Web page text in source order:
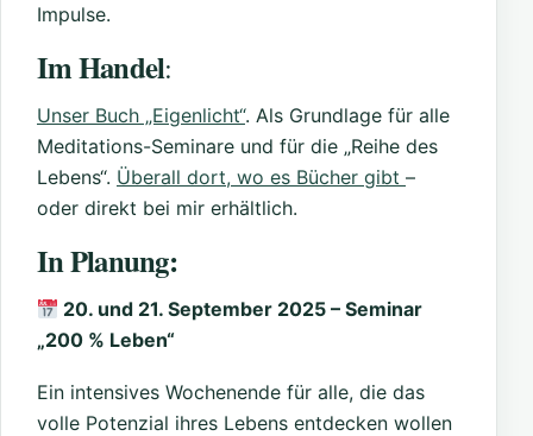
Impulse.
Im Handel:
Unser Buch „Eigenlicht“. Als Grundlage für alle
Meditations-Seminare und für die „Reihe des
Lebens“. Überall dort, wo es Bücher gibt –
oder direkt bei mir erhältlich.
In Planung:
20. und 21. September 2025 – Seminar
„200 % Leben“
Ein intensives Wochenende für alle, die das
volle Potenzial ihres Lebens entdecken wollen